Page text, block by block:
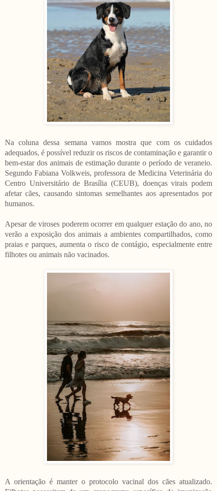
Na coluna dessa semana vamos mostra que com os cuidados
adequados, é possível reduzir os riscos de contaminação e garantir o
bem-estar dos animais de estimação durante o período de veraneio.
Segundo Fabiana Volkweis, professora de Medicina Veterinária do
Centro Universitário de Brasília (CEUB), doenças virais podem
afetar cães, causando sintomas semelhantes aos apresentados por
humanos.
Apesar de viroses poderem ocorrer em qualquer estação do ano, no
verão a exposição dos animais a ambientes compartilhados, como
praias e parques, aumenta o risco de contágio, especialmente entre
filhotes ou animais não vacinados.
A orientação é manter o protocolo vacinal dos cães atualizado.